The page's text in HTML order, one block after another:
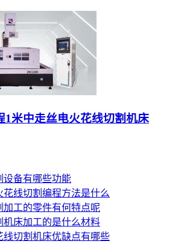
1米中走丝电火花线切割机床
设备有哪些功能
花线切割编程方法是什么
加工的零件有何特点呢
机床加工的是什么材料
线切割机床优缺点有哪些